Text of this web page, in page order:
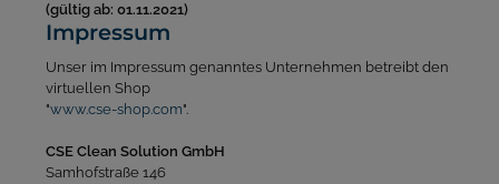
(gültig ab: 01.11.2021)
Impressum
Unser im Impressum genanntes Unternehmen betreibt den
virtuellen Shop
"www.cse-shop.com".
CSE Clean Solution GmbH
Samhofstraße 146